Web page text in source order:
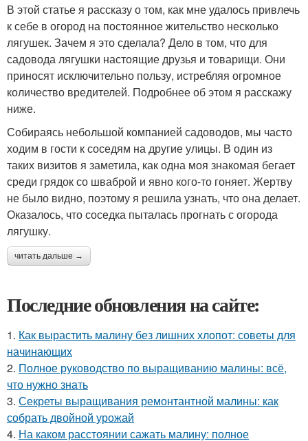
В этой статье я рассказу о том, как мне удалось привлечь
к себе в огород на постоянное жительство несколько
лягушек. Зачем я это сделала? Дело в том, что для
садовода лягушки настоящие друзья и товарищи. Они
приносят исключительно пользу, истребляя огромное
количество вредителей. Подробнее об этом я расскажу
ниже.
Собираясь небольшой компанией садоводов, мы часто
ходим в гости к соседям на другие улицы. В один из
таких визитов я заметила, как одна моя знакомая бегает
среди грядок со шваброй и явно кого-то гоняет. Жертву
не было видно, поэтому я решила узнать, что она делает.
Оказалось, что соседка пыталась прогнать с огорода
лягушку.
читать дальше →
Последние обновления на сайте:
1. Как вырастить малину без лишних хлопот: советы для
начинающих
2. Полное руководство по выращиванию малины: всё,
что нужно знать
3. Секреты выращивания ремонтантной малины: как
собрать двойной урожай
4. На каком расстоянии сажать малину: полное